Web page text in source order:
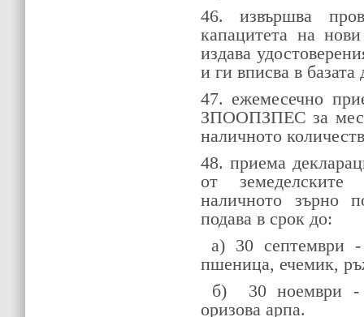
46. извършва
капацитета на
издава
и ги вписва в
47. ежемесечно
ЗПООПЗПЕС за
наличното
48. приема
от
наличното зърно
подава в срок до:
a) 30 септември
пшеница, ечемик,
б)
30 ноември -
оризова арпа.